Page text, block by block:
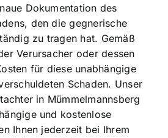
Dokumentation des
den die gegnerische
zu tragen hat. Gemäß
Verursacher oder dessen
für diese unabhängige
Schaden. Unser
in Mümmelmannsberg
und kostenlose
Ihnen jederzeit bei Ihrem